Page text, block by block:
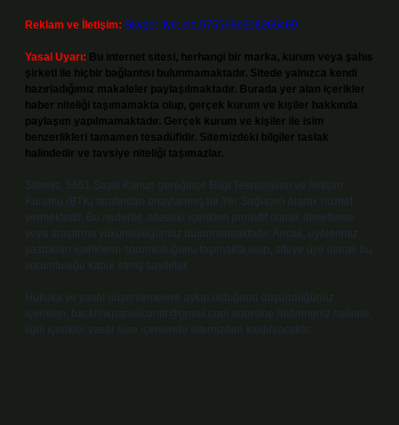
Reklam ve İletişim: Skype: live:.cid.575569c608265c69
Yasal Uyarı: Bu internet sitesi, herhangi bir marka, kurum veya şahıs
şirketi ile hiçbir bağlantısı bulunmamaktadır. Sitede yalnızca kendi
hazırladığımız makaleler paylaşılmaktadır. Burada yer alan içerikler
haber niteliği taşımamakta olup, gerçek kurum ve kişiler hakkında
paylaşım yapılmamaktadır. Gerçek kurum ve kişiler ile isim
benzerlikleri tamamen tesadüfidir. Sitemizdeki bilgiler taslak
halindedir ve tavsiye niteliği taşımazlar.
Sitemiz, 5651 Sayılı Kanun gereğince Bilgi Teknolojileri ve İletişim
Kurumu (BTK) tarafından onaylanmış bir Yer Sağlayıcı olarak hizmet
vermektedir. Bu nedenle, sitedeki içerikleri proaktif olarak denetleme
veya araştırma yükümlülüğümüz bulunmamaktadır. Ancak, üyelerimiz
yazdıkları içeriklerin sorumluluğunu taşımakta olup, siteye üye olarak bu
sorumluluğu kabul etmiş sayılırlar.
Hukuka ve yasal düzenlemelere aykırı olduğunu düşündüğünüz
içerikleri, backlinkpanelicomtr@gmail.com adresine bildirmeniz halinde,
ilgili içerikler yasal süre içerisinde sitemizden kaldırılacaktır.